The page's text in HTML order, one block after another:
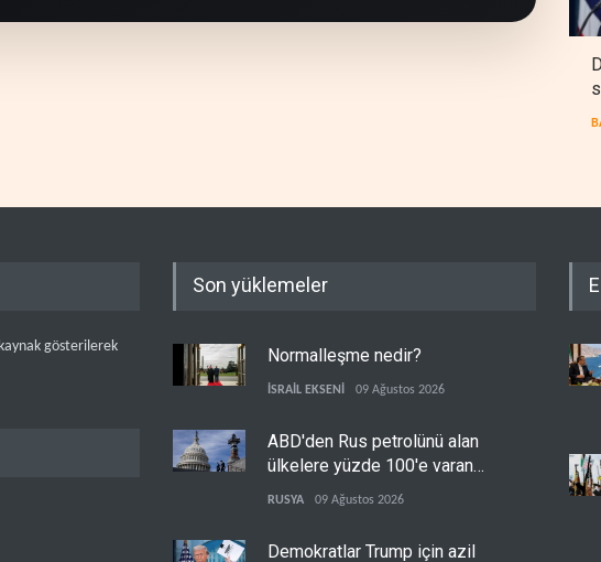
gösterilerek
Son yüklemeler
Normalleşme nedir?
İSRAİL EKSENİ 09 Ağustos 2026
ABD'den Rus petrolünü alan
ülkelere yüzde 100'e varan
gümrük vergisi
RUSYA 09 Ağustos 2026
Demokratlar Trump için azil